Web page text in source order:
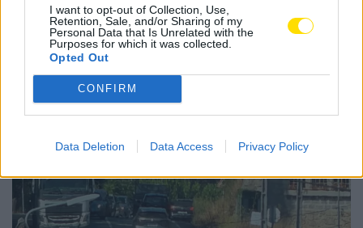
I want to opt-out of Collection, Use,
Retention, Sale, and/or Sharing of my
Personal Data that Is Unrelated with the
Purposes for which it was collected.
Opted Out
CONFIRM
Data Deletion Data Access Privacy Policy
baja tt norte desporto
pilotos
team transfradelos
todo-o-terreno